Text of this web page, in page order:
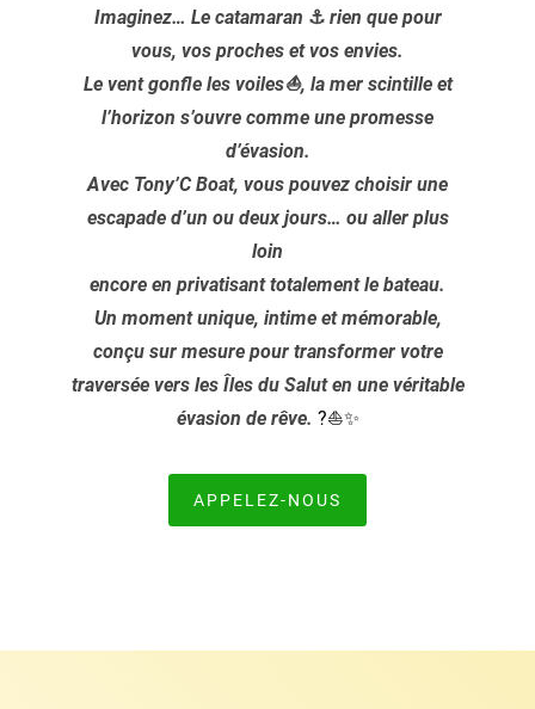
Imaginez… Le catamaran ⚓rien que pour
vous, vos proches et vos envies.
Le vent gonfle les voiles⛵, la mer scintille et
l’horizon s’ouvre comme une promesse
d’évasion.
Avec Tony’C Boat, vous pouvez choisir une
escapade d’un ou deux jours… ou aller plus
loin
encore en privatisant totalement le bateau.
Un moment unique, intime et mémorable,
conçu sur mesure pour transformer votre
traversée vers les Îles du Salut en une véritable
évasion de rêve. ?⛵✨
APPELEZ-NOUS